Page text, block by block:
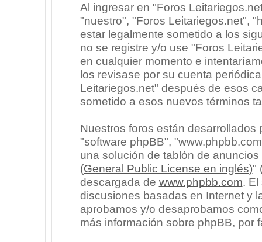
Al ingresar en "Foros
"nuestro", "Foros Leitariegos.net",
estar legalmente sometido a los
no se registre y/o use "Foros
en cualquier momento e
los revisase por su cuenta
Leitariegos.net" después de esos
sometido a esos nuevos términos
Nuestros foros están
"software phpBB",
una solución de tablón de
(General Public License en inglés)"
descargada de www.phpbb.com. El
discusiones basadas en Internet y
aprobamos y/o desaprobamos
más información sobre phpBB, por